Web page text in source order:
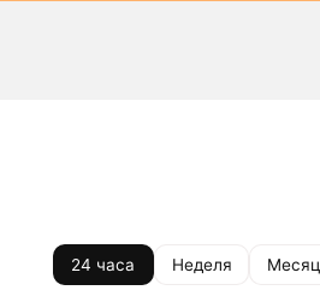
24 часа Неделя Месяц